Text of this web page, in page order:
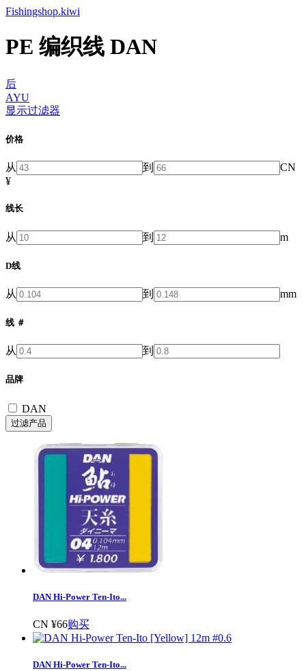
Fishingshop.kiwi
PE 编织线 DAN
后
AYU
显示过滤器
价格
从 到
CN
¥
线长
从 到 m
D线
从 到 mm
线 ＃
从 到
品牌
DAN
DAN Hi-Power Ten-Ito...
CN ¥66购买
DAN Hi-Power Ten-Ito...